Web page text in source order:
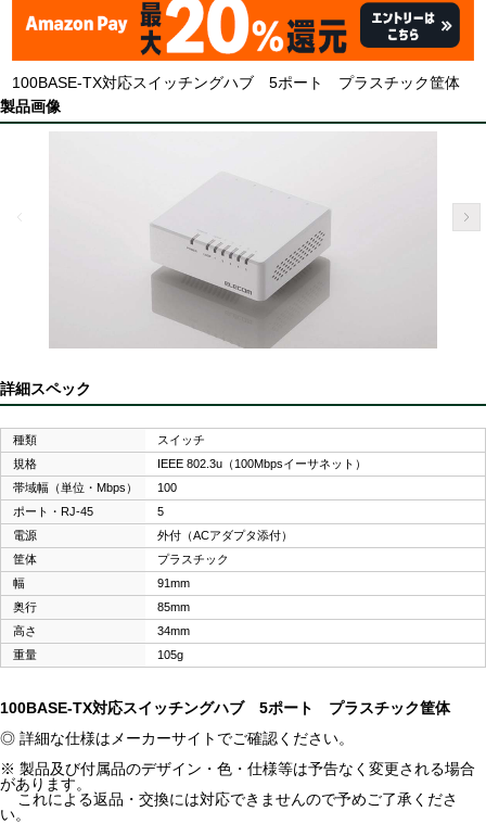
100BASE-TX対応スイッチングハブ 5ポート プラスチック筐体
製品画像
詳細スペック
種類
スイッチ
規格
IEEE 802.3u（100Mbpsイーサネット）
帯域幅（単位・Mbps）
100
ポート・RJ-45
5
電源
外付（ACアダプタ添付）
筐体
プラスチック
幅
91mm
奥行
85mm
高さ
34mm
重量
105g
100BASE-TX対応スイッチングハブ 5ポート プラスチック筐体
◎ 詳細な仕様はメーカーサイトでご確認ください。
※ 製品及び付属品のデザイン・色・仕様等は予告なく変更される場合
があります。
これによる返品・交換には対応できませんので予めご了承くださ
い。